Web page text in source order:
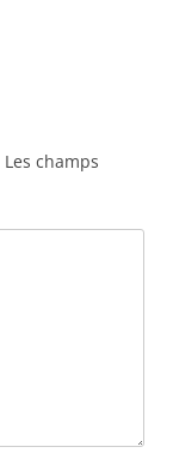
Les champs